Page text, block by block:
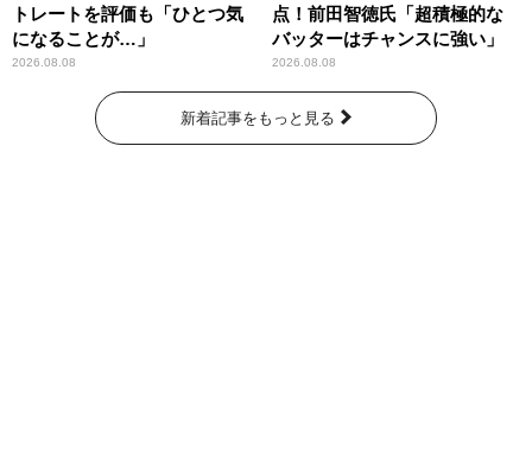
トレートを評価も「ひとつ気
になることが…」
2026.08.08
点！前田智徳氏「超積極的な
バッターはチャンスに強い」
2026.08.08
新着記事をもっと見る